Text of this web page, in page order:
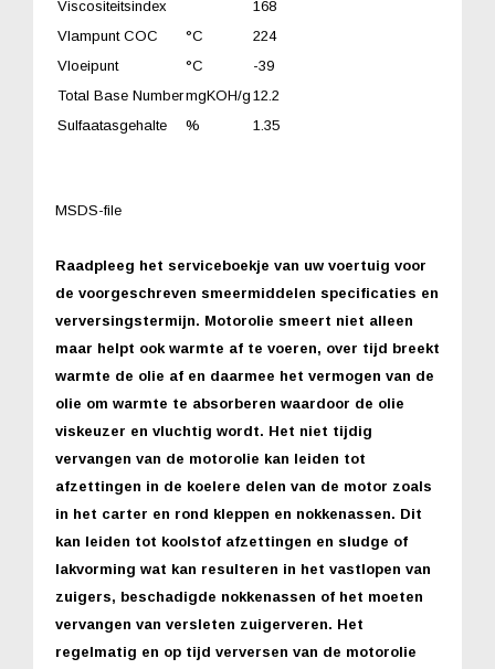
Viscositeitsindex
168
Vlampunt COC
°C
224
Vloeipunt
°C
-39
Total Base NumbermgKOH/g 12.2
Sulfaatasgehalte
% 1.35
MSDS-file
Raadpleeg het serviceboekje van uw voertuig voor
de voorgeschreven smeermiddelen specificaties en
verversingstermijn. Motorolie smeert niet alleen
maar helpt ook warmte af te voeren, over tijd breekt
warmte de olie af en daarmee het vermogen van de
olie om warmte te absorberen waardoor de olie
viskeuzer en vluchtig wordt. Het niet tijdig
vervangen van de motorolie kan leiden tot
afzettingen in de koelere delen van de motor zoals
in het carter en rond kleppen en nokkenassen. Dit
kan leiden tot koolstof afzettingen en sludge of
lakvorming wat kan resulteren in het vastlopen van
zuigers, beschadigde nokkenassen of het moeten
vervangen van versleten zuigerveren. Het
regelmatig en op tijd verversen van de motorolie